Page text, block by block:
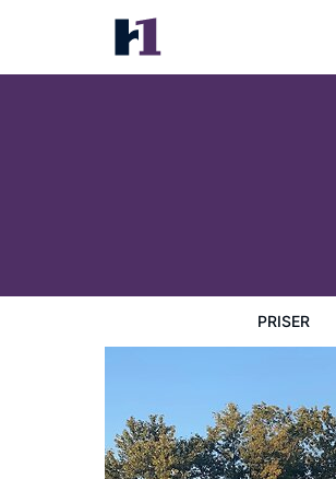
PRISER
The B & B at Queenslake
Priser